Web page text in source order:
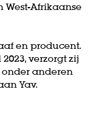
Afrikaanse
en producent.
verzorgt zij
onder anderen
Yav.